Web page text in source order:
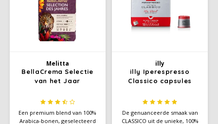
Melitta
BellaCrema Selectie
van het Jaar
Een premium blend van 100%
Arabica-bonen, geselecteerd
illy
illy Iperespresso
Classico capsules
De genuanceerde smaak van
CLASSICO uit de unieke, 100%